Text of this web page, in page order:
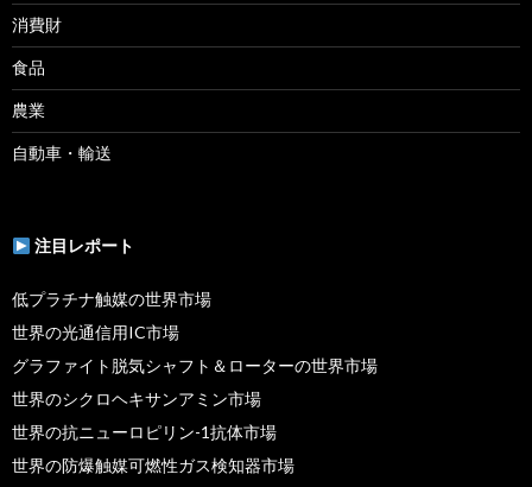
消費財
食品
農業
自動車・輸送
注目レポート
低プラチナ触媒の世界市場
世界の光通信用IC市場
グラファイト脱気シャフト＆ローターの世界市場
世界のシクロヘキサンアミン市場
世界の抗ニューロピリン-1抗体市場
世界の防爆触媒可燃性ガス検知器市場